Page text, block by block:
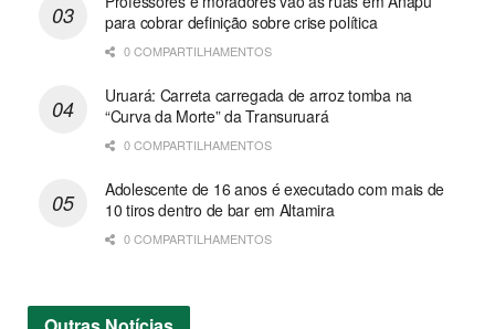
para cobrar definição sobre crise política
0 COMPARTILHAMENTOS
Uruará: Carreta carregada de arroz tomba na
“Curva da Morte” da Transuruará
0 COMPARTILHAMENTOS
Adolescente de 16 anos é executado com mais de
10 tiros dentro de bar em Altamira
0 COMPARTILHAMENTOS